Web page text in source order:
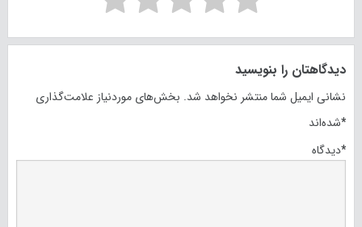
دیدگاهتان را بنویسید
نشانی ایمیل شما منتشر نخواهد شد. بخش‌های موردنیاز علامت‌گذاری
شده‌اند*
دیدگاه*